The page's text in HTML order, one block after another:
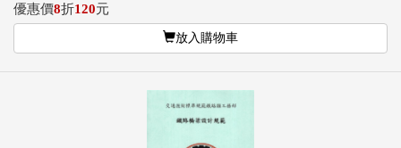
優惠價8折120元
放入購物車